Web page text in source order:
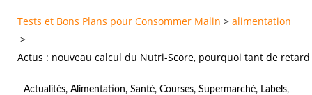
Tests et Bons Plans pour Consommer Malin > alimentation
>
Actus : nouveau calcul du Nutri-Score, pourquoi tant de retard
Actualités, Alimentation, Santé, Courses, Supermarché, Labels,